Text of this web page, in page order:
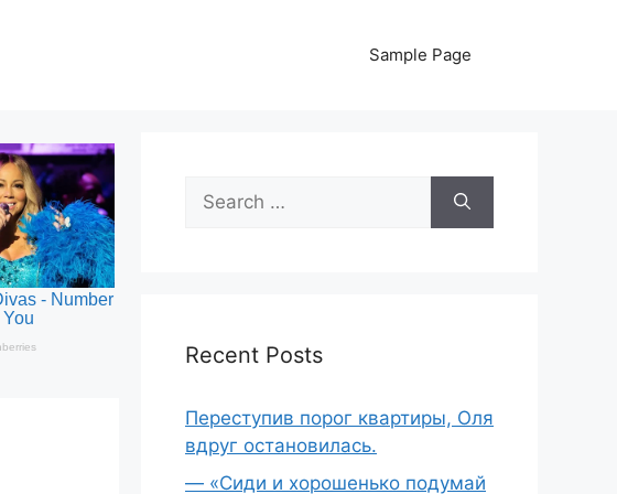
Sample Page
Search
for:
Recent Posts
Переступив порог квартиры, Оля
вдруг остановилась.
— «Сиди и хорошенько подумай